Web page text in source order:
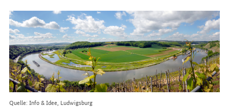
uns
im
Internet
Quelle: Info & Idee, Ludwigsburg